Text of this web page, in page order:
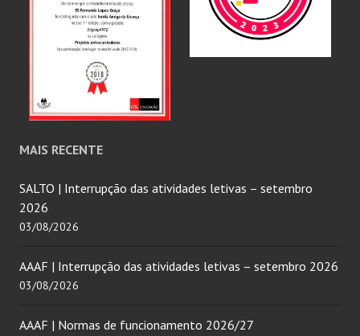
MAIS RECENTE
SALTO | Interrupção das atividades letivas – setembro
2026
03/08/2026
AAAF | Interrupção das atividades letivas – setembro 2026
03/08/2026
AAAF | Normas de funcionamento 2026/27